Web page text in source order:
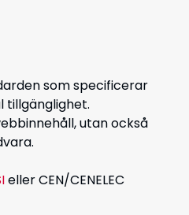
som specificerar
tillgänglighet.
utan också
eller CEN/CENELEC